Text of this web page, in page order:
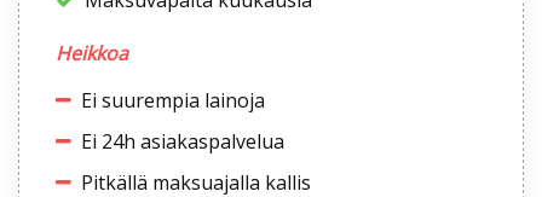
Heikkoa
Ei suurempia lainoja
Ei 24h asiakaspalvelua
Pitkällä maksuajalla kallis